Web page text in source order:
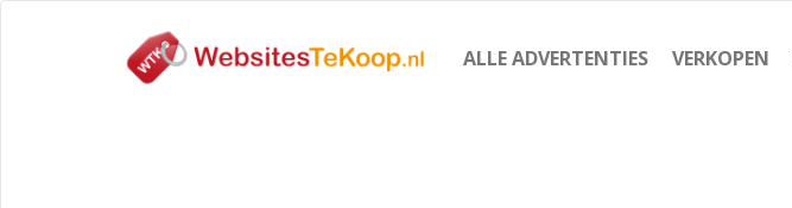
ALLE ADVERTENTIES VERKOPEN